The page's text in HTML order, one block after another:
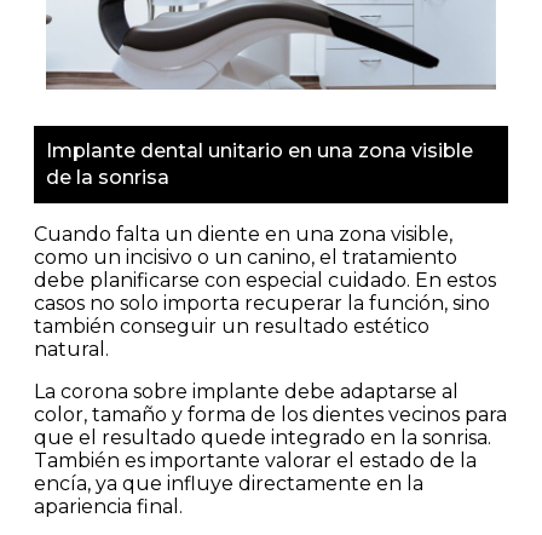
Implante dental unitario en una zona visible
de la sonrisa
Cuando falta un diente en una zona visible,
como un incisivo o un canino, el tratamiento
debe planificarse con especial cuidado. En estos
casos no solo importa recuperar la función, sino
también conseguir un resultado estético
natural.
La corona sobre implante debe adaptarse al
color, tamaño y forma de los dientes vecinos para
que el resultado quede integrado en la sonrisa.
También es importante valorar el estado de la
encía, ya que influye directamente en la
apariencia final.